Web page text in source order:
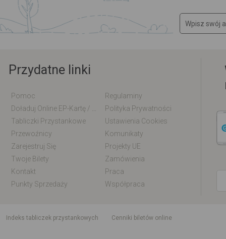
Przydatne linki
Pomoc
Regulaminy
Polityka Prywatności
Tabliczki Przystankowe
Ustawienia Cookies
Przewoźnicy
Komunikaty
Zarejestruj Się
Projekty UE
Twoje Bilety
Zamówienia
Kontakt
Praca
Punkty Sprzedaży
Współpraca
indeks tabliczek przystankowych
Cenniki biletów online